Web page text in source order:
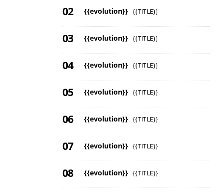
{{evolution}} {{TITLE}}
{{evolution}} {{TITLE}}
{{evolution}} {{TITLE}}
{{evolution}} {{TITLE}}
{{evolution}} {{TITLE}}
{{evolution}} {{TITLE}}
{{evolution}} {{TITLE}}